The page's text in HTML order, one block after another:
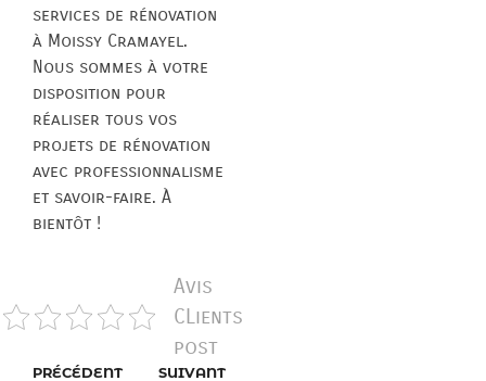
services de rénovation
à Moissy Cramayel.
Nous sommes à votre
disposition pour
réaliser tous vos
projets de rénovation
avec professionnalisme
et savoir-faire. À
bientôt !
Avis
CLients
post
PRÉCÉDENT SUIVANT